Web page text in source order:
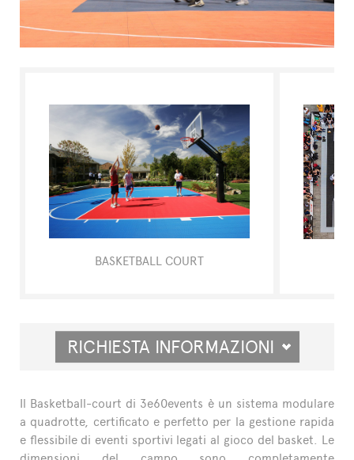
BASKETBALL COURT
RICHIESTA INFORMAZIONI
Il Basketball-court di 3e60events è un sistema modulare
a quadrotte, certificato e perfetto per la gestione rapida
e flessibile di eventi sportivi legati al gioco del basket. Le